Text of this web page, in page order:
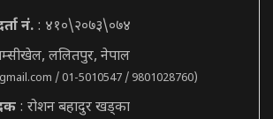
नं. : ४१०\२०७३\०७४
ललितपुर, नेपाल
/ 01-5010547 / 9801028760)
: रोशन बहादुर खड्का